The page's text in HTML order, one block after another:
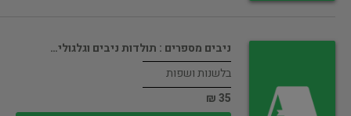
ניבים מספרים : תולדות ניבים וגלגולי…
בלשנות ושפות
35 ₪